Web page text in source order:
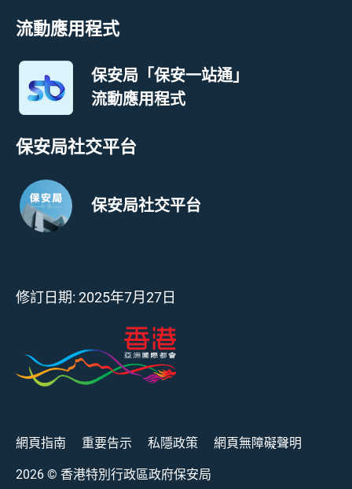
流動應用程式
保安局「保安一站通」
流動應用程式
保安局社交平台
保安局社交平台
修訂日期:2025年7月27日
網頁指南 重要告示 私隱政策 網頁無障礙聲明
2026 © 香港特別行政區政府保安局